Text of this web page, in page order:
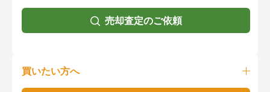
売却査定のご依頼
買いたい方へ